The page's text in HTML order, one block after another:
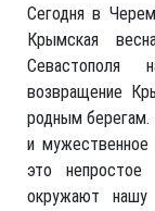
Сегодня в
Крымская
Севастополя
возвращение
родным берегам.
и мужественное
это
окружают